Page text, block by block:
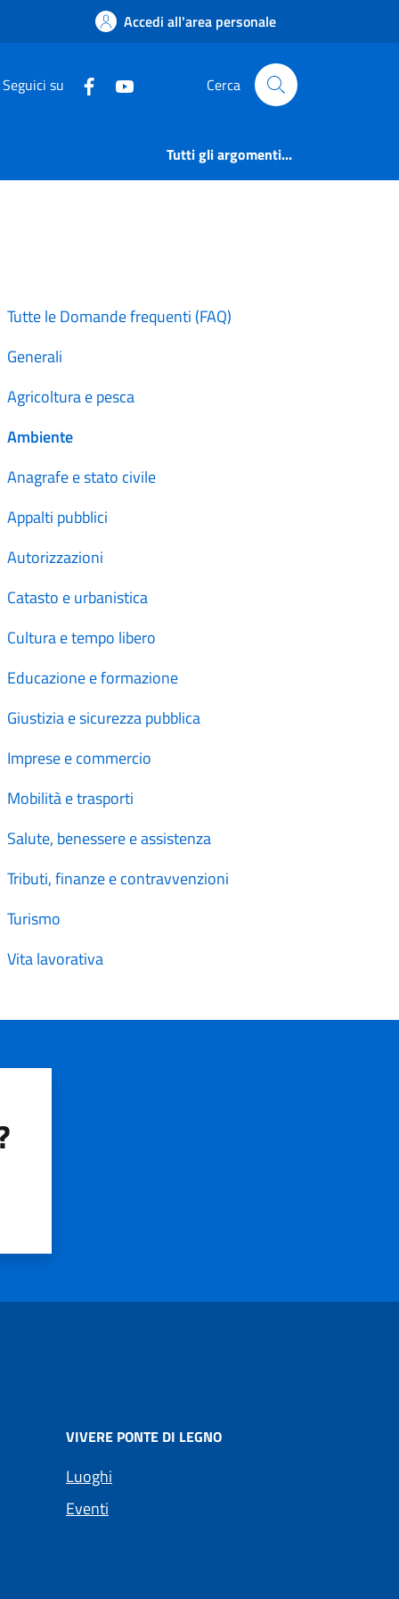
di Legno
Accedi all'area personale
Seguici su Cerca
Tutti gli argomenti...
Tutte le Domande frequenti (FAQ)
Generali
Agricoltura e pesca
Ambiente
Anagrafe e stato civile
Appalti pubblici
Autorizzazioni
Catasto e urbanistica
Cultura e tempo libero
Educazione e formazione
Giustizia e sicurezza pubblica
Imprese e commercio
Mobilità e trasporti
Salute, benessere e assistenza
Tributi, finanze e contravvenzioni
Turismo
Vita lavorativa
VIVERE PONTE DI LEGNO
Luoghi
Eventi